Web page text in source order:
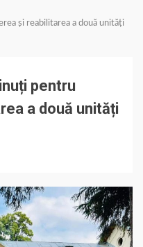
și reabilitarea a două unități
pentru
a două unități